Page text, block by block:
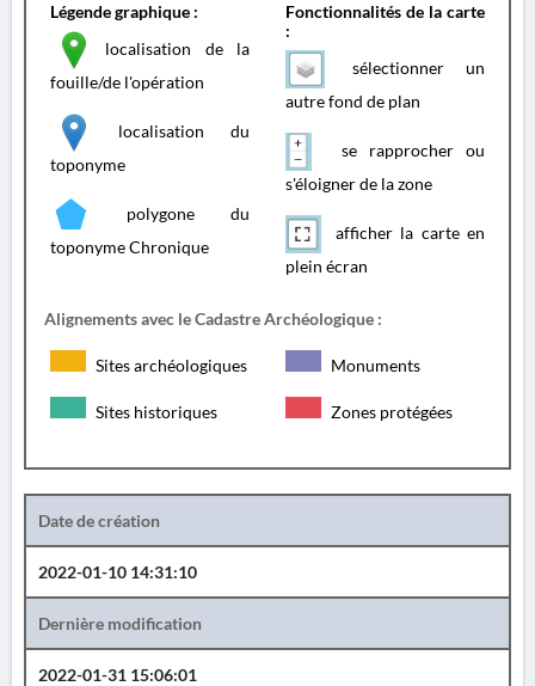
Légende graphique :
localisation de la
fouille/de l'opération
localisation du
toponyme
polygone du
toponyme Chronique
Fonctionnalités de la carte
:
sélectionner un
autre fond de plan
se rapprocher ou
s'éloigner de la zone
afficher la carte en
plein écran
Alignements avec le Cadastre Archéologique :
Sites archéologiques Monuments
Sites historiques Zones protégées
Date de création
2022-01-10 14:31:10
Dernière modification
2022-01-31 15:06:01